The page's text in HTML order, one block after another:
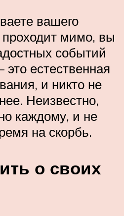
вашего
мимо, вы
событий
это естественная
и никто не
Неизвестно,
каждому, и не
на скорбь.
о своих